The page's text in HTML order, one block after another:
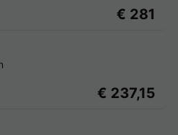
€ 281
€ 237,15